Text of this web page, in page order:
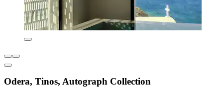
Odera, Tinos, Autograph Collection